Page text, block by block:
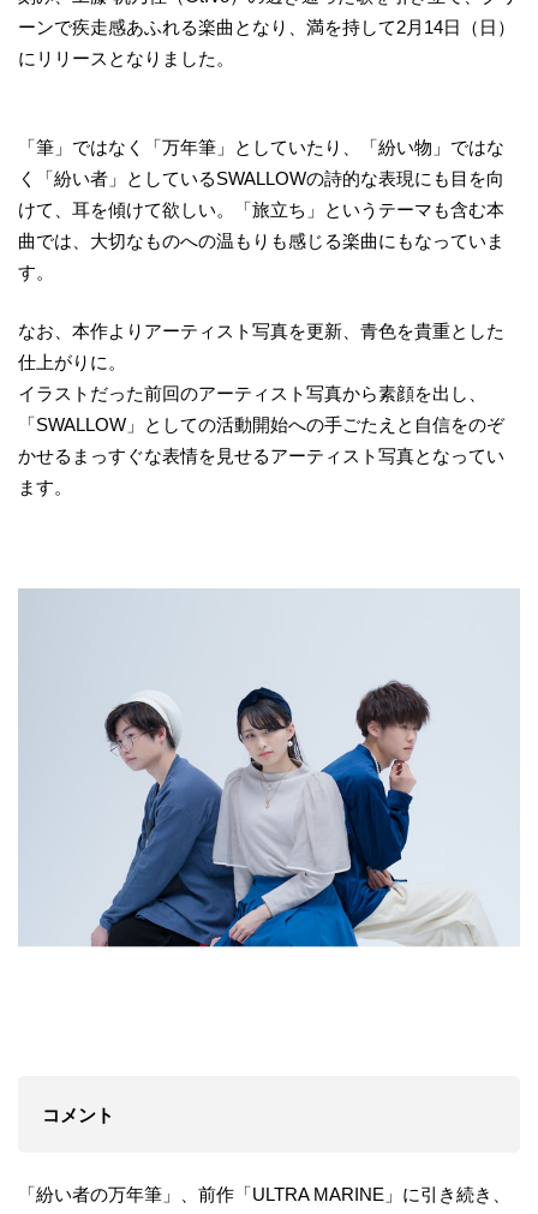
ーンで疾走感あふれる楽曲となり、満を持して2月14日（日）
にリリースとなりました。
「筆」ではなく「万年筆」としていたり、「紛い物」ではな
く「紛い者」としているSWALLOWの詩的な表現にも目を向
けて、耳を傾けて欲しい。「旅立ち」というテーマも含む本
曲では、大切なものへの温もりも感じる楽曲にもなっていま
す。
なお、本作よりアーティスト写真を更新、青色を貴重とした
仕上がりに。
イラストだった前回のアーティスト写真から素顔を出し、
「SWALLOW」としての活動開始への手ごたえと自信をのぞ
かせるまっすぐな表情を見せるアーティスト写真となってい
ます。
コメント
「紛い者の万年筆」、前作「ULTRA MARINE」に引き続き、